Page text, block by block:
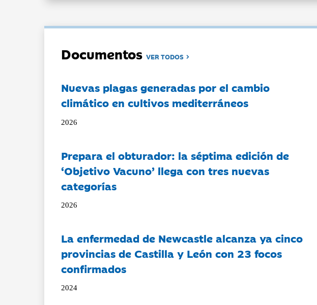
DocumentosVER TODOS
Nuevas plagas generadas por el cambio
climático en cultivos mediterráneos
2026
Prepara el obturador: la séptima edición de
‘Objetivo Vacuno’ llega con tres nuevas
categorías
2026
La enfermedad de Newcastle alcanza ya cinco
provincias de Castilla y León con 23 focos
confirmados
2024